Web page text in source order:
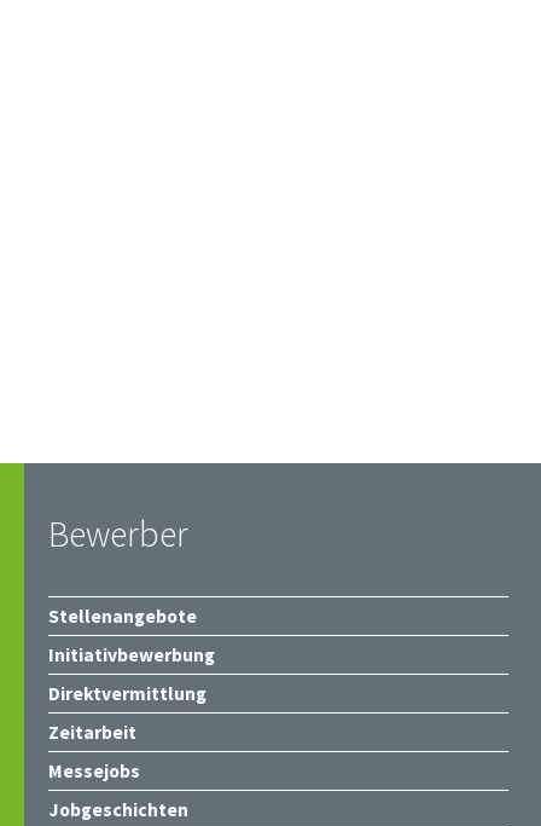
Bewerber
Stellenangebote
Initiativbewerbung
Direktvermittlung
Zeitarbeit
Messejobs
Jobgeschichten